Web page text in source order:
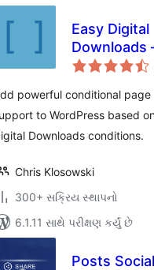
Easy Digital
Downloads
Additional
powerful conditional
to WordPress based
Downloads conditions.
Chris Klosowski
300+ સક્રિય સ્થાપનો
6.1.11 સાથે પરીક્ષણ કર્યું છે
Posts